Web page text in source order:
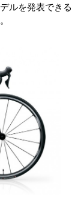
ルを発表できる